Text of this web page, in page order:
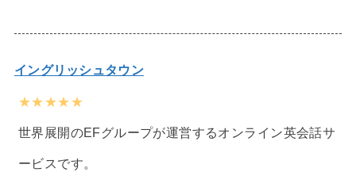
イングリッシュタウン
★★★★★
世界展開のEFグループが運営するオンライン英会話サ
ービスです。